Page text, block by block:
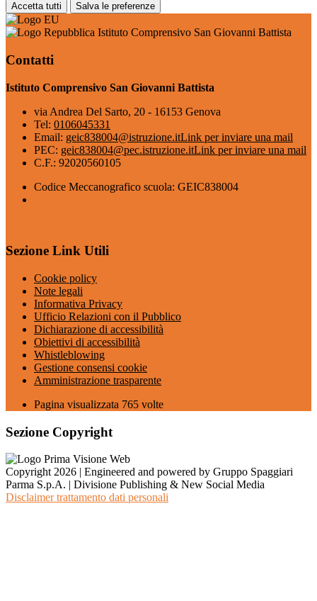
Accetta tutti Salva le preferenze
Istituto Comprensivo San Giovanni Battista
Contatti
Istituto Comprensivo San Giovanni Battista
via Andrea Del Sarto, 20 - 16153 Genova
Tel: 0106045331
Email: geic838004@istruzione.itLink per inviare una mail
PEC: geic838004@pec.istruzione.itLink per inviare una mail
C.F.: 92020560105
Codice Meccanografico scuola: GEIC838004
Sezione Link Utili
Cookie policy
Note legali
Informativa Privacy
Ufficio Relazioni con il Pubblico
Dichiarazione di accessibilità
Obiettivi di accessibilità
Whistleblowing
Gestione consensi cookie
Amministrazione trasparente
Pagina visualizzata 765 volte
Sezione Copyright
Copyright 2026 | Engineered and powered by Gruppo Spaggiari
Parma S.p.A. | Divisione Publishing & New Social Media
Disclaimer trattamento dati personali